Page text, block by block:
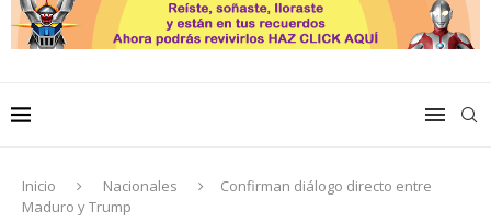
Inicio Nacionales
Confirman diálogo directo entre
Maduro y Trump